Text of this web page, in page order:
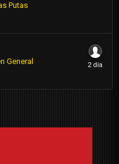
Putas
General